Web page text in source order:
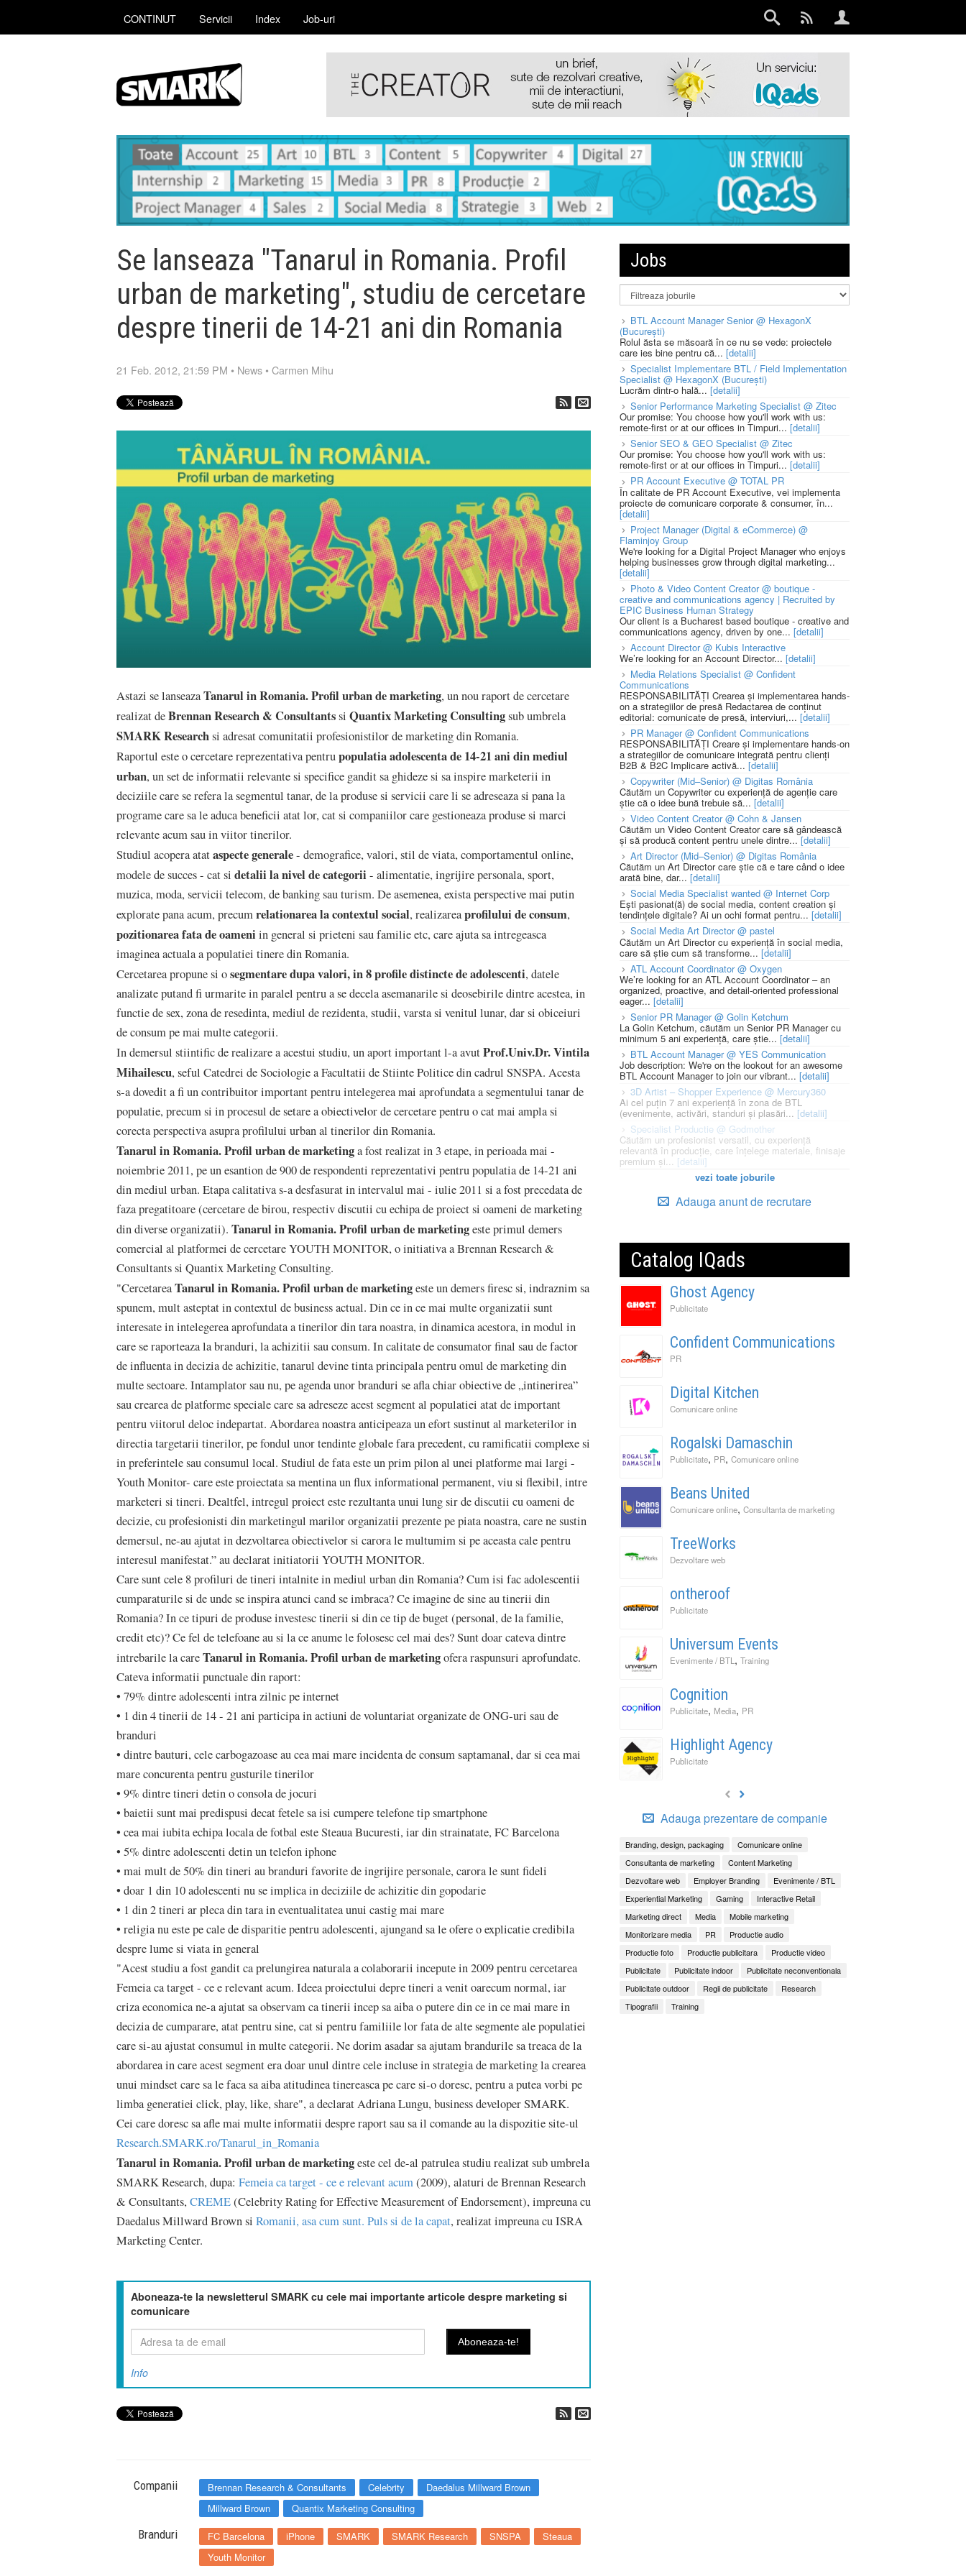
CONTINUT Servicii Index Job-uri
Se lanseaza "Tanarul in Romania. Profil
urban de marketing", studiu de cercetare
despre tinerii de 14-21 ani din Romania
21 Feb. 2012, 21:59 PM • News •Carmen Mihu
Astazi se lanseazaTanarul in Romania. Profil urban de marketing, un nou raport de cercetare
realizat deBrennan Research & Consultantssi QuantixMarketing Consultingsub umbrela
SMARK Researchsi adresat comunitatii profesionistilor de marketing din Romania.
Raportul este o cercetare reprezentativa pentrupopulatia adolescenta de 14-21 ani din mediul
urban, un set de informatii relevante si specifice gandit sa ghideze si sa inspire marketerii in
deciziile care se refera la segmentul tanar, de la produse si servicii care li se adreseaza si pana la
programe care sa le aduca beneficii atat lor, cat si companiilor care gestioneaza produse si marci
relevante acum sau in viitor tinerilor.
Studiul acopera atataspecte generale- demografice, valori, stil de viata, comportamentul online,
modele de succes - cat si detalii la nivel de categorii - alimentatie, ingrijire personala, sport,
muzica, moda, servicii telecom, de banking sau turism. De asemenea, exista perspective mai putin
explorate pana acum, precumrelationarea la contextul social, realizareaprofilului de consum,
pozitionarea fata de oameni in general si prieteni sau familie etc, care ajuta sa intregeasca
imaginea actuala a populatiei tinere din Romania.
Cercetarea propune si osegmentare dupa valori, in 8 profile distincte de adolescenti, datele
analizate putand fi urmarite in paralel pentru a se decela asemanarile si deosebirile dintre acestea, in
functie de sex, zona de resedinta, mediul de rezidenta, studii, varsta si venitul lunar, dar si obiceiuri
de consum pe mai multe categorii.
In demersul stiintific de realizare a acestui studiu, un aport important l-a avutProf.Univ.Dr. Vintila
Mihailescu, seful Catedrei de Sociologie a Facultatii de Stiinte Politice din cadrul SNSPA. Acesta
s-a dovedit a fi un contribuitor important pentru intelegerea mai aprofundata a segmentului tanar de
populatie, precum si in procesul de setare a obiectivelor de cercetare pentru o cat mai ampla si
corecta perspectiva asupra profilului urban al tinerilor din Romania.
Tanarul in Romania. Profil urban de marketinga fost realizat in 3 etape, in perioada mai -
noiembrie 2011, pe un esantion de 900 de respondenti reprezentativi pentru populatia de 14-21 ani
din mediul urban. Etapa calitativa s-a desfasurat in intervalul mai - iulie 2011 si a fost precedata de
faza pregatitoare (cercetare de birou, respectiv discutii cu echipa de proiect si oameni de marketing
din diverse organizatii). Tanarul in Romania. Profil urban de marketingeste primul demers
comercial al platformei de cercetare YOUTH MONITOR, o initiativa a Brennan Research &
Consultants si Quantix Marketing Consulting.
"CercetareaTanarul in Romania. Profil urban de marketingeste un demers firesc si, indraznim sa
spunem, mult asteptat in contextul de business actual. Din ce in ce mai multe organizatii sunt
interesate in intelegerea aprofundata a tinerilor din tara noastra, in dinamica acestora, in modul in
care se raporteaza la branduri, la achizitii sau consum. In calitate de consumator final sau de factor
de influenta in decizia de achizitie, tanarul devine tinta principala pentru omul de marketing din
multe sectoare. Intamplator sau nu, pe agenda unor branduri se afla chiar obiective de „intinerirea”
sau crearea de platforme speciale care sa adreseze acest segment al populatiei atat de important
pentru viitorul deloc indepartat. Abordarea noastra anticipeaza un efort sustinut al marketerilor in
directia targetarii tinerilor, pe fondul unor tendinte globale fara precedent, cu ramificatii complexe si
in preferintele sau consumul local. Studiul de fata este un prim pilon al unei platforme mai largi -
Youth Monitor- care este proiectata sa mentina un flux informational permanent, viu si flexibil, intre
marketeri si tineri. Dealtfel, intregul proiect este rezultanta unui lung sir de discutii cu oameni de
decizie, cu profesionisti din marketingul marilor organizatii prezente pe piata noastra, care ne sustin
demersul, ne-au ajutat in dezvoltarea obiectivelor si carora le multumim si pe aceasta cale pentru
interesul manifestat.” au declarat initiatorii YOUTH MONITOR.
Care sunt cele 8 profiluri de tineri intalnite in mediul urban din Romania? Cum isi fac adolescentii
cumparaturile si de unde se inspira atunci cand se imbraca? Ce imagine de sine au tinerii din
Romania? In ce tipuri de produse investesc tinerii si din ce tip de buget (personal, de la familie,
credit etc)? Ce fel de telefoane au si la ce anume le folosesc cel mai des? Sunt doar cateva dintre
intrebarile la careTanarul in Romania. Profil urban de marketingofera raspunsuri aprofundate.
Cateva informatii punctuale din raport:
• 79% dintre adolescenti intra zilnic pe internet
• 1 din 4 tinerii de 14 - 21 ani participa in actiuni de voluntariat organizate de ONG-uri sau de
branduri
• dintre bauturi, cele carbogazoase au cea mai mare incidenta de consum saptamanal, dar si cea mai
mare concurenta pentru gusturile tinerilor
• 9% dintre tineri detin o consola de jocuri
• baietii sunt mai predispusi decat fetele sa isi cumpere telefone tip smartphone
• cea mai iubita echipa locala de fotbal este Steaua Bucuresti, iar din strainatate, FC Barcelona
• 5% dintre adolescenti detin un telefon iphone
• mai mult de 50% din tineri au branduri favorite de ingrijire personale, carora le sunt fideli
• doar 1 din 10 adolescenti nu se implica in deciziile de achizitie din gopodarie
• 1 din 2 tineri ar pleca din tara in eventualitatea unui castig mai mare
• religia nu este pe cale de disparitie pentru adolescenti, ajungand sa le ofere o explicatie credibila
despre lume si viata in general
"Acest studiu a fost gandit ca prelungirea naturala a colaborarii incepute in 2009 pentru cercetarea
Femeia ca target - ce e relevant acum. Ideea proiectului depre tineri a venit oarecum normal, iar
criza economica ne-a ajutat sa observam ca tinerii incep sa aiba o putere din ce in ce mai mare in
decizia de cumparare, atat pentru sine, cat si pentru familiile lor fata de alte segmente ale populatiei
care si-au ajustat consumul in multe categorii. Ne dorim asadar sa ajutam brandurile sa treaca de la
abordarea in care acest segment era doar unul dintre cele incluse in strategia de marketing la crearea
unui mindset care sa le faca sa aiba atitudinea tinereasca pe care si-o doresc, pentru a putea vorbi pe
limba generatiei click, play, like, share", a declarat Adriana Lungu, business developer SMARK.
Cei care doresc sa afle mai multe informatii despre raport sau sa il comande au la dispozitie site-ul
Research.SMARK.ro/Tanarul_in_Romania
Tanarul in Romania. Profil urban de marketingeste cel de-al patrulea studiu realizat sub umbrela
SMARK Research, dupa: Femeia ca target - ce e relevant acum(2009), alaturi de Brennan Research
& Consultants, CREME(Celebrity Rating for Effective Measurement of Endorsement), impreuna cu
Daedalus Millward Brown si Romanii, asa cum sunt. Puls si de la capat, realizat impreuna cu ISRA
Marketing Center.
Aboneaza-te la newsletterul SMARK cu cele mai importante articole despre marketing si
comunicare
Info
Companii Brennan Research & Consultants Celebrity
Daedalus Millward Brown
Millward Brown
Quantix Marketing Consulting
Branduri FC Barcelona iPhone SMARK SMARK Research SNSPA
Steaua
Youth Monitor
Jobs
BTL Account Manager Senior @ HexagonX
(București)
Rolul ăsta se măsoară în ce nu se vede: proiectele
care ies bine pentru că... [detalii]
Specialist Implementare BTL / Field Implementation
Specialist @ HexagonX (București)
Lucrăm dintr-o hală... [detalii]
Senior Performance Marketing Specialist @ Zitec
Our promise: You choose how you'll work with us:
remote-first or at our offices in Timpuri... [detalii]
Senior SEO & GEO Specialist @ Zitec
Our promise: You choose how you'll work with us:
remote-first or at our offices in Timpuri... [detalii]
PR Account Executive @ TOTAL PR
În calitate de PR Account Executive, vei implementa
proiecte de comunicare corporate & consumer, în...
[detalii]
Project Manager (Digital & eCommerce) @
Flaminjoy Group
We're looking for a Digital Project Manager who enjoys
helping businesses grow through digital marketing...
[detalii]
Photo & Video Content Creator @ boutique -
creative and communications agency | Recruited by
EPIC Business Human Strategy
Our client is a Bucharest based boutique - creative and
communications agency, driven by one... [detalii]
Account Director @ Kubis Interactive
We’re looking for an Account Director... [detalii]
Media Relations Specialist @ Confident
Communications
RESPONSABILITĂȚI Crearea și implementarea hands-
on a strategiilor de presă Redactarea de conținut
editorial: comunicate de presă, interviuri,... [detalii]
PR Manager @ Confident Communications
RESPONSABILITĂȚI Creare și implementare hands-on
a strategiilor de comunicare integrată pentru clienți
B2B & B2C Implicare activă... [detalii]
Copywriter (Mid–Senior) @ Digitas România
Căutăm un Copywriter cu experiență de agenție care
știe că o idee bună trebuie să... [detalii]
Video Content Creator @ Cohn & Jansen
Căutăm un Video Content Creator care să gândească
și să producă content pentru unele dintre... [detalii]
Art Director (Mid–Senior) @ Digitas România
Căutăm un Art Director care știe că e tare când o idee
arată bine, dar... [detalii]
Social Media Specialist wanted @ Internet Corp
Ești pasionat(ă) de social media, content creation și
tendințele digitale? Ai un ochi format pentru... [detalii]
Social Media Art Director @ pastel
Căutăm un Art Director cu experiență în social media,
care să știe cum să transforme... [detalii]
ATL Account Coordinator @ Oxygen
We’re looking for an ATL Account Coordinator – an
organized, proactive, and detail-oriented professional
eager... [detalii]
Senior PR Manager @ Golin Ketchum
La Golin Ketchum, căutăm un Senior PR Manager cu
minimum 5 ani experiență, care știe... [detalii]
BTL Account Manager @ YES Communication
Job description: We're on the lookout for an awesome
BTL Account Manager to join our vibrant... [detalii]
3D Artist – Shopper Experience @ Mercury360
Ai cel puțin 7 ani experiență în zona de BTL
(evenimente, activări, standuri și plasări... [detalii]
Specialist Productie @ Godmother
Căutăm un profesionist versatil, cu experiență
relevantă în producție, care înțelege materiale, finisaje
premium și... [detalii]
vezi toate joburile
Adauga anunt de recrutare
Catalog IQads
Ghost Agency
Publicitate
Confident Communications
PR
Digital Kitchen
Comunicare online
Rogalski Damaschin
Publicitate, PR, Comunicare online
Beans United
Comunicare online, Consultanta de marketing
TreeWorks
Dezvoltare web
ontheroof
Publicitate
Universum Events
Evenimente / BTL , Training
Cognition
Publicitate, Media, PR
Highlight Agency
Publicitate
Adauga prezentare de companie
Branding, design, packaging
Comunicare online
Consultanta de marketing
Content Marketing
Dezvoltare web
Employer Branding
Evenimente / BTL
Experiential Marketing
Gaming
Interactive Retail
Marketing direct
Media
Mobile marketing
Monitorizare media
PR
Productie audio
Productie foto
Productie publicitara
Productie video
Publicitate
Publicitate indoor
Publicitate neconventionala
Publicitate outdoor
Regii de publicitate
Research
Tipografii
Training